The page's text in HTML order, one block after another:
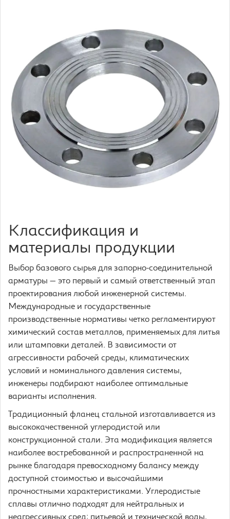
Классификация и
материалы продукции
Выбор базового сырья для запорно-соединительной
арматуры — это первый и самый ответственный этап
проектирования любой инженерной системы.
Международные и государственные
производственные нормативы четко регламентируют
химический состав металлов, применяемых для литья
или штамповки деталей. В зависимости от
агрессивности рабочей среды, климатических
условий и номинального давления системы,
инженеры подбирают наиболее оптимальные
варианты исполнения.
Традиционный фланец стальной изготавливается из
высококачественной углеродистой или
конструкционной стали. Эта модификация является
наиболее востребованной и распространенной на
рынке благодаря превосходному балансу между
доступной стоимостью и высочайшими
прочностными характеристиками. Углеродистые
сплавы отлично подходят для нейтральных и